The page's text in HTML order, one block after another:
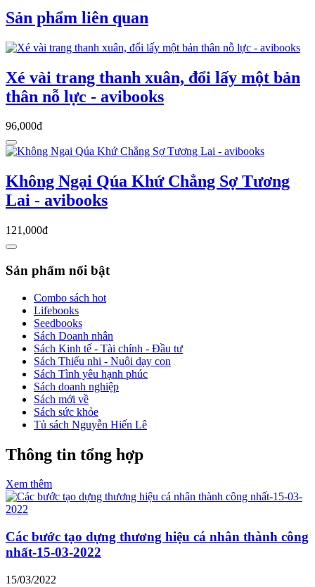
Sản phẩm liên quan
Xé vài trang thanh xuân, đổi lấy một bản
thân nỗ lực - avibooks
96,000đ
Không Ngại Qúa Khứ Chẳng Sợ Tương
Lai - avibooks
121,000đ
Sản phẩm nổi bật
Combo sách hot
Lifebooks
Seedbooks
Sách Doanh nhân
Sách Kinh tế - Tài chính - Đầu tư
Sách Thiếu nhi - Nuôi dạy con
Sách Tình yêu hạnh phúc
Sách doanh nghiệp
Sách mới về
Sách sức khỏe
Tủ sách Nguyễn Hiến Lê
Thông tin tổng hợp
Xem thêm
Các bước tạo dựng thương hiệu cá nhân thành công
nhất-15-03-2022
15/03/2022